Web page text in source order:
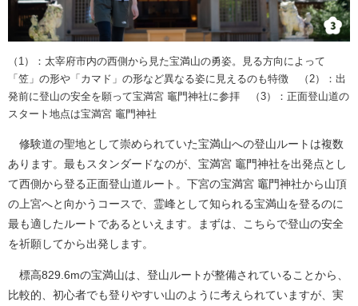
（1）：太宰府市内の西側から見た宝満山の勇姿。見る方向によって
「笠」の形や「カマド」の形など異なる姿に見えるのも特徴 （2）：出
発前に登山の安全を願って宝満宮 竈門神社に参拝 （3）：正面登山道の
スタート地点は宝満宮 竈門神社
修験道の聖地として崇められていた宝満山への登山ルートは複数
あります。最もスタンダードなのが、宝満宮 竈門神社を出発点とし
て西側から登る正面登山道ルート。下宮の宝満宮 竈門神社から山頂
の上宮へと向かうコースで、霊峰として知られる宝満山を登るのに
最も適したルートであるといえます。まずは、こちらで登山の安全
を祈願してから出発します。
標高829.6mの宝満山は、登山ルートが整備されていることから、
比較的、初心者でも登りやすい山のように考えられていますが、実